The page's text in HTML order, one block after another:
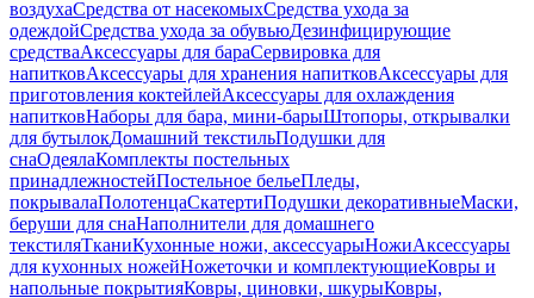
воздухаСредства от насекомыхСредства ухода за
одеждойСредства ухода за обувьюДезинфицирующие
средстваАксессуары для бараСервировка для
напитковАксессуары для хранения напитковАксессуары для
приготовления коктейлейАксессуары для охлаждения
напитковНаборы для бара, мини-барыШтопоры, открывалки
для бутылокДомашний текстильПодушки для
снаОдеялаКомплекты постельных
принадлежностейПостельное бельеПледы,
покрывалаПолотенцаСкатертиПодушки декоративныеМаски,
беруши для снаНаполнители для домашнего
текстиляТканиКухонные ножи, аксессуарыНожиАксессуары
для кухонных ножейНожеточки и комплектующиеКовры и
напольные покрытияКовры, циновки, шкурыКовры,